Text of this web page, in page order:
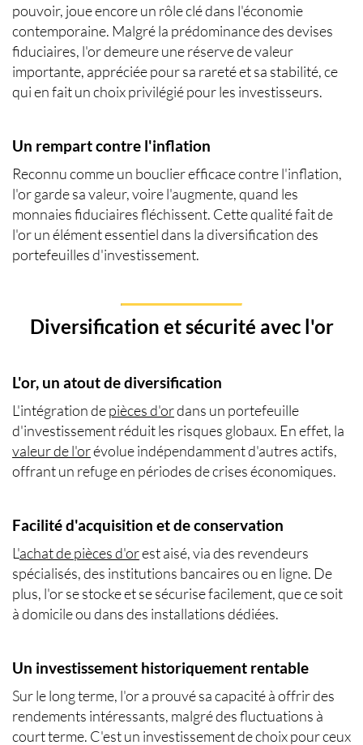
pouvoir, joue encore un rôle clé dans l'économie
contemporaine. Malgré la prédominance des devises
fiduciaires, l'or demeure une réserve de valeur
importante, appréciée pour sa rareté et sa stabilité, ce
qui en fait un choix privilégié pour les investisseurs.
Un rempart contre l'inflation
Reconnu comme un bouclierefficace contre l'inflation,
l'or garde sa valeur, voire l'augmente, quand les
monnaies fiduciaires fléchissent. Cette qualité fait de
l'or un élément essentiel dans la diversification des
portefeuilles d'investissement.
Diversification et sécurité avec l'or
L'or, un atout de diversification
L'intégration depièces d'ordans un portefeuille
d'investissement réduit les risques globaux. En effet, la
valeur de l'orévolue indépendamment d'autres actifs,
offrant un refuge en périodes de crises économiques.
Facilité d'acquisition et de conservation
L'achat de pièces d'orest aisé, via des revendeurs
spécialisés, des institutions bancaires ou en ligne. De
plus, l'or se stocke et se sécurise facilement, que ce soit
à domicile ou dans des installations dédiées.
Un investissement historiquement rentable
Sur le long terme, l'or a prouvé sa capacité à offrir des
rendements intéressants, malgré des fluctuations à
court terme. C'est un investissement de choix pour ceux